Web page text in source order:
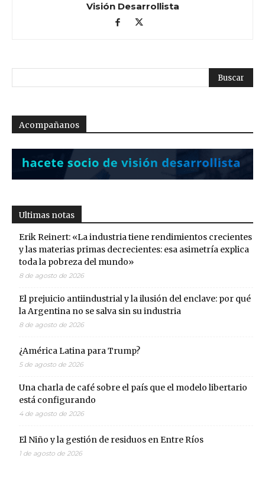
Visión Desarrollista
Acompañanos
Ultimas notas
Erik Reinert: «La industria tiene rendimientos crecientes
y las materias primas decrecientes: esa asimetría explica
toda la pobreza del mundo»
8 de agosto de 2026
El prejuicio antiindustrial y la ilusión del enclave: por qué
la Argentina no se salva sin su industria
8 de agosto de 2026
¿América Latina para Trump?
5 de agosto de 2026
Una charla de café sobre el país que el modelo libertario
está configurando
4 de agosto de 2026
El Niño y la gestión de residuos en Entre Ríos
1 de agosto de 2026